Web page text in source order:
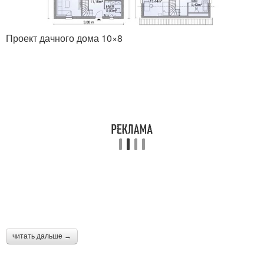
Проект дачного дома 10×8
читать дальше →